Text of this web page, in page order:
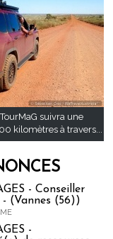
suivra une
kilomètres à travers...
- Conseiller
(Vannes (56))
-